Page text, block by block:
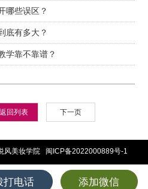
哪些误区？
底有多大？
学靠不靠谱？
返回列表 下一页
风美妆学院 闽ICP备2022000889号-1
打电话 添加微信